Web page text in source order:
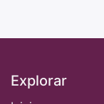
Explorar